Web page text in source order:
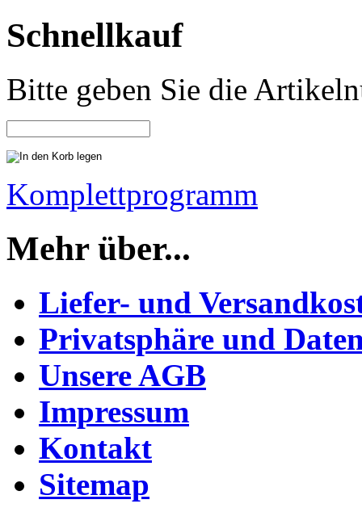
Schnellkauf
Bitte geben Sie die
Komplettprogramm
Mehr über...
Liefer- und
Privatsphäre und
Unsere AGB
Impressum
Kontakt
Sitemap